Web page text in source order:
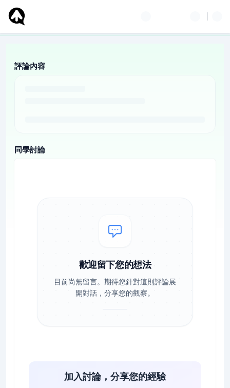
評論內容
同學討論
歡迎留下您的想法
目前尚無留言。期待您針對這則評論展
開對話，分享您的觀察。
加入討論，分享您的經驗